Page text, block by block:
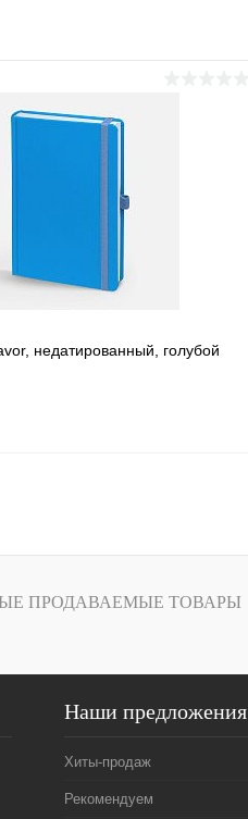
Под заказ
недатированный, голубой
ПРОДАВАЕМЫЕ ТОВАРЫ
Наши предложения
Хиты-продаж
Рекомендуем